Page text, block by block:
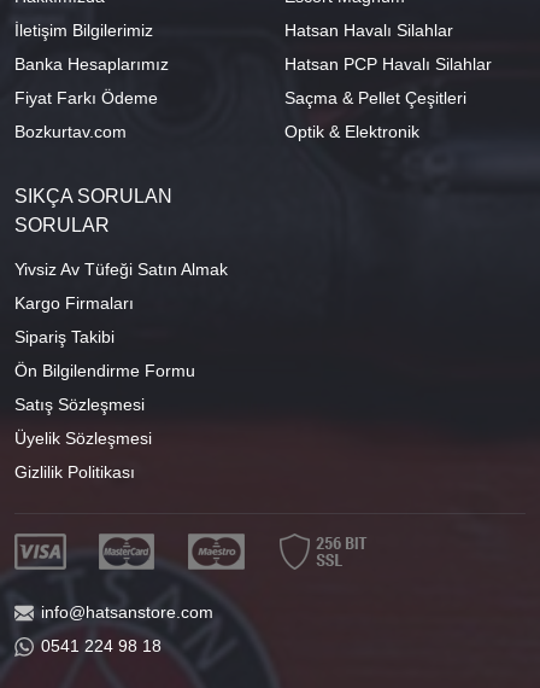
İletişim Bilgilerimiz
Banka Hesaplarımız
Fiyat Farkı Ödeme
Bozkurtav.com
Hatsan Havalı Silahlar
Hatsan PCP Havalı Silahlar
Saçma & Pellet Çeşitleri
Optik & Elektronik
SIKÇA SORULAN
SORULAR
Yivsiz Av Tüfeği Satın Almak
Kargo Firmaları
Sipariş Takibi
Ön Bilgilendirme Formu
Satış Sözleşmesi
Üyelik Sözleşmesi
Gizlilik Politikası
info@hatsanstore.com
0541 224 98 18